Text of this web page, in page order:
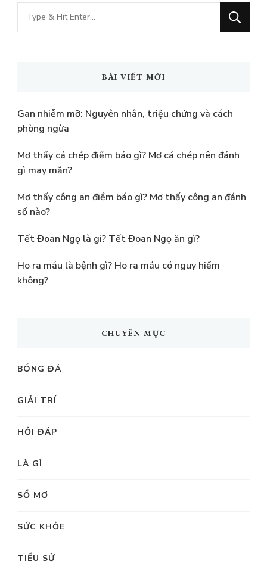
viết
Bạn
muốn
BÀI VIẾT MỚI
Gan nhiễm mỡ: Nguyên nhân, triệu chứng và cách
phòng ngừa
Mơ thấy cá chép điềm báo gì? Mơ cá chép nên đánh
gì may mắn?
Mơ thấy công an điềm báo gì? Mơ thấy công an đánh
số nào?
Tết Đoan Ngọ là gì? Tết Đoan Ngọ ăn gì?
Ho ra máu là bệnh gì? Ho ra máu có nguy hiểm
không?
CHUYÊN MỤC
BÓNG ĐÁ
GIẢI TRÍ
HỎI ĐÁP
LÀ GÌ
SỔ MƠ
SỨC KHỎE
TIỂU SỬ